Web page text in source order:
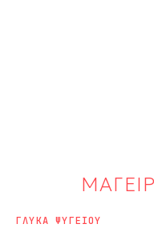
ΓΛΥΚΑ ΨΥΓΕΙΟΥ